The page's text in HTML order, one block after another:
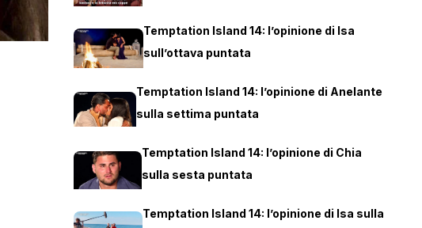
Temptation Island 14: l’opinione di Isa
sull’ottava puntata
Temptation Island 14: l’opinione di Anelante
sulla settima puntata
Temptation Island 14: l’opinione di Chia
sulla sesta puntata
Temptation Island 14: l’opinione di Isa sulla